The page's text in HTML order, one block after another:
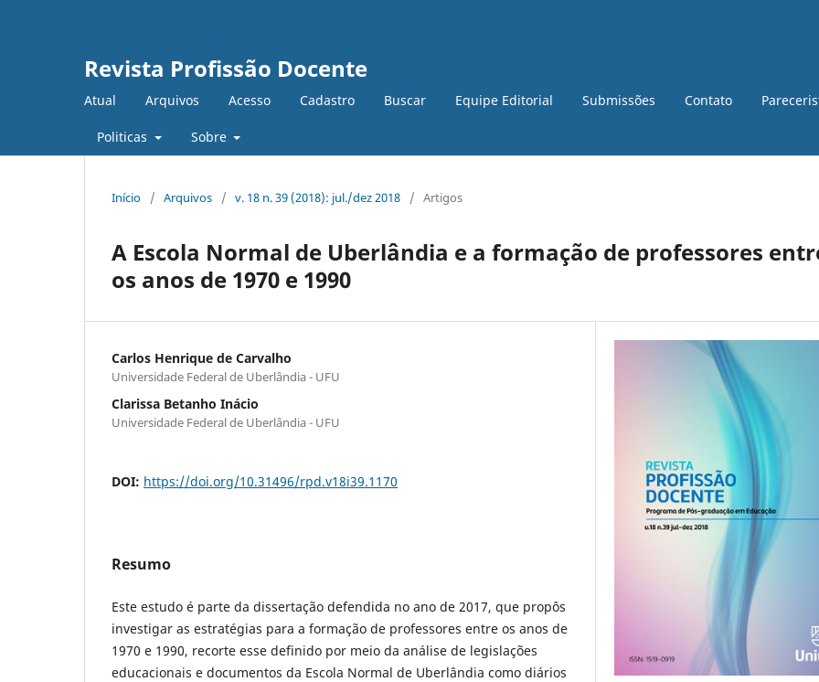
Revista Profissão Docente
Atual Arquivos Acesso Cadastro Buscar Equipe Editorial Submissões Contato
Politicas Sobre
Início / Arquivos / v. 18 n. 39 (2018): jul./dez 2018 / Artigos
A Escola Normal de Uberlândia e a formação de professores
os anos de 1970 e 1990
Carlos Henrique de Carvalho
Universidade Federal de Uberlândia - UFU
Clarissa Betanho Inácio
Universidade Federal de Uberlândia - UFU
DOI: https://doi.org/10.31496/rpd.v18i39.1170
Resumo
Este estudo é parte da dissertação defendida no ano de 2017, que propôs
investigar as estratégias para a formação de professores entre os anos de
1970 e 1990, recorte esse definido por meio da análise de legislações
educacionais e documentos da Escola Normal de Uberlândia como diários